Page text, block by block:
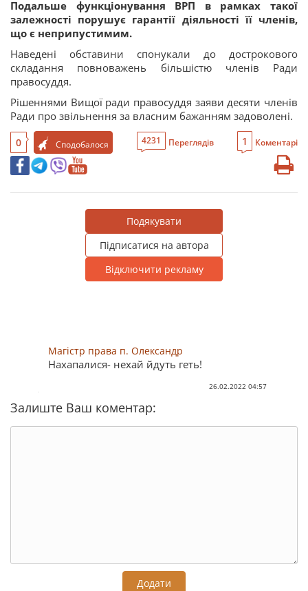
Подальше функціонування ВРП в рамках такої
залежності порушує гарантії діяльності її членів,
що є неприпустимим.
Наведені обставини спонукали до дострокового
складання повноважень більшістю членів Ради
правосуддя.
Рішеннями Вищої ради правосуддя заяви десяти членів
Ради про звільнення за власним бажанням задоволені.
0 Сподобалося 4231 Переглядів 1 Коментарі
Подякувати
Підписатися на автора
Відключити рекламу
Магістр права п. Олександр
Нахапалися- нехай йдуть геть!
26.02.2022 04:57
Залиште Ваш коментар:
Додати